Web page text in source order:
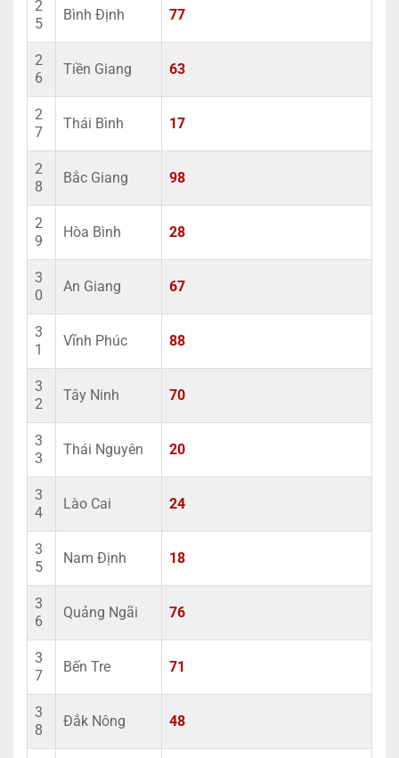
2
5
Bình Định 77
2
6
Tiền Giang 63
2
7
Thái Bình 17
2
8
Bắc Giang 98
2
9
Hòa Bình 28
3
0
An Giang 67
3
1
Vĩnh Phúc 88
3
2
Tây Ninh 70
3
3
Thái Nguyên 20
3
4
Lào Cai 24
3
5
Nam Định 18
3
6
Quảng Ngãi 76
3
7
Bến Tre 71
3
8
Đắk Nông 48